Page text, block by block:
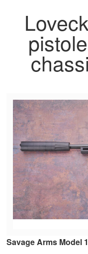
Savage Arms Model